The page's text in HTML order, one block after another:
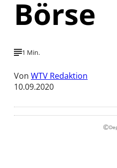
Börse
1 Min.
Von WTV Redaktion
10.09.2020
©